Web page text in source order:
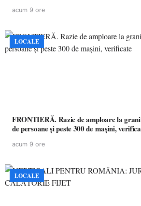
acum 9 ore
LOCALE
FRONTIERĂ. Razie de amploare la
de persoane și peste 300 de mașini,
acum 9 ore
LOCALE